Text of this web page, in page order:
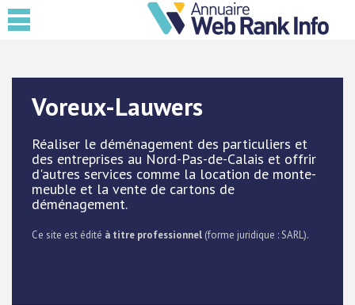
Voreux-Lauwers
Réaliser le déménagement des particuliers et
des entreprises au Nord-Pas-de-Calais et offrir
d'autres services comme la location de monte-
meuble et la vente de cartons de
déménagement.
Ce site est édité à titre professionnel (forme juridique : SARL).